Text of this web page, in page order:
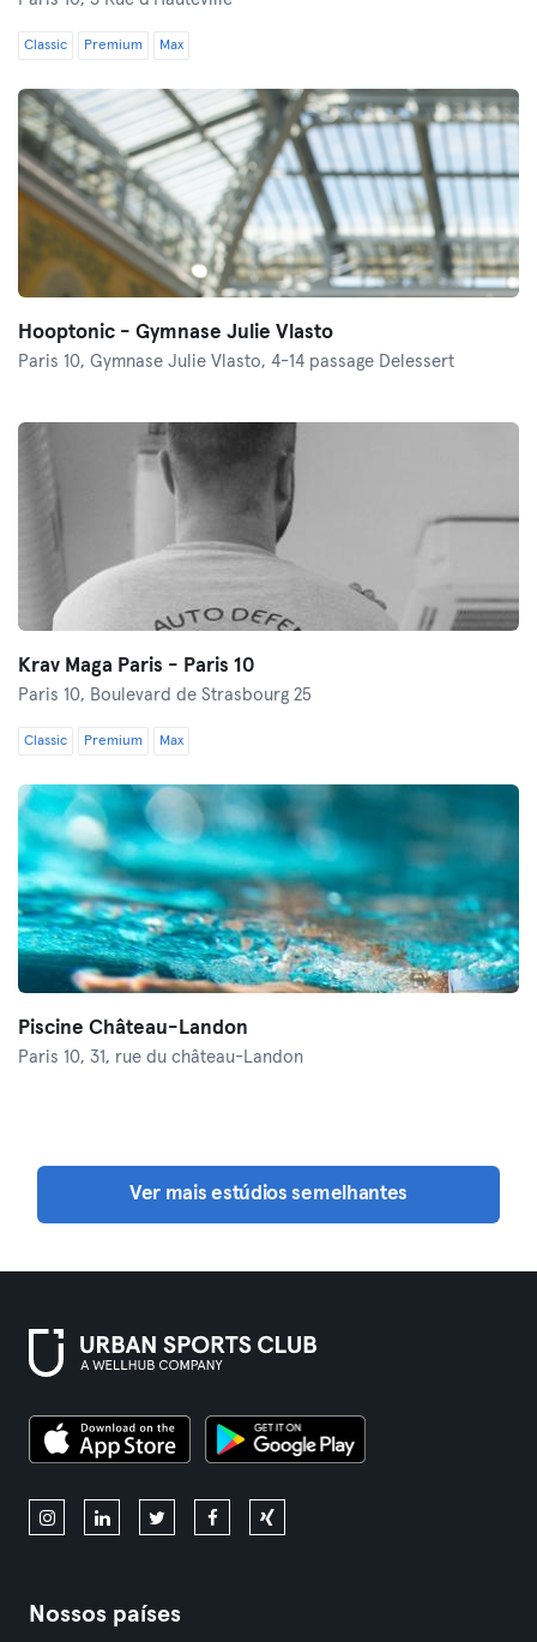
Classic Premium Max
Hooptonic - Gymnase Julie Vlasto
Paris 10, Gymnase Julie Vlasto, 4-14 passage Delessert
Krav Maga Paris - Paris 10
Paris 10, Boulevard de Strasbourg 25
Classic Premium Max
Piscine Château-Landon
Paris 10, 31, rue du château-Landon
Ver mais estúdios semelhantes
Nossos países